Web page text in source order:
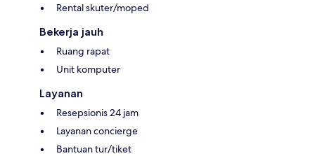
Rental skuter/moped
Bekerja jauh
Ruang rapat
Unit komputer
Layanan
Resepsionis 24 jam
Layanan concierge
Bantuan tur/tiket